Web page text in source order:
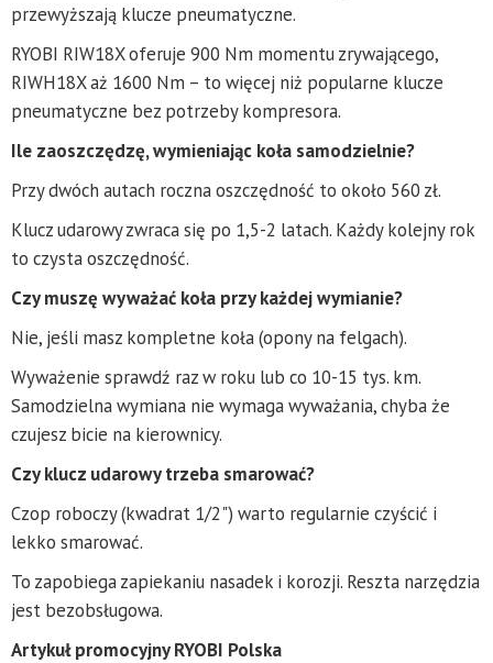
przewyższają klucze pneumatyczne.
RYOBI RIW18X oferuje 900 Nm momentu zrywającego,
RIWH18X aż 1600 Nm – to więcej niż popularne klucze
pneumatyczne bez potrzeby kompresora.
Ile zaoszczędzę, wymieniając koła samodzielnie?
Przy dwóch autach roczna oszczędność to około 560 zł.
Klucz udarowy zwraca się po 1,5-2 latach. Każdy kolejny rok
to czysta oszczędność.
Czy muszę wyważać koła przy każdej wymianie?
Nie, jeśli masz kompletne koła (opony na felgach).
Wyważenie sprawdź raz w roku lub co 10-15 tys. km.
Samodzielna wymiana nie wymaga wyważania, chyba że
czujesz bicie na kierownicy.
Czy klucz udarowy trzeba smarować?
Czop roboczy (kwadrat 1/2") warto regularnie czyścić i
lekko smarować.
To zapobiega zapiekaniu nasadek i korozji. Reszta narzędzia
jest bezobsługowa.
Artykuł promocyjny RYOBI Polska